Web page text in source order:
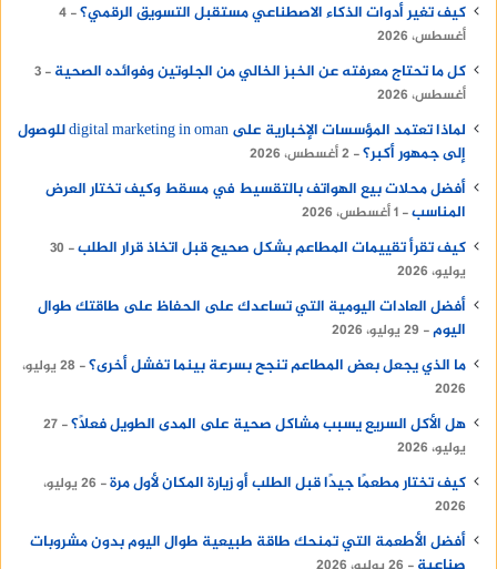
كيف تغير أدوات الذكاء الاصطناعي مستقبل التسويق الرقمي؟ 4
أغسطس، 2026
كل ما تحتاج معرفته عن الخبز الخالي من الجلوتين وفوائده الصحية
3
أغسطس، 2026
لماذا تعتمد المؤسسات الإخبارية على digital marketing in oman للوصول
إلى جمهور أكبر؟ 2 أغسطس، 2026
أفضل محلات بيع الهواتف بالتقسيط في مسقط وكيف تختار العرض
المناسب 1 أغسطس، 2026
كيف تقرأ تقييمات المطاعم بشكل صحيح قبل اتخاذ قرار الطلب
30
يوليو، 2026
أفضل العادات اليومية التي تساعدك على الحفاظ على طاقتك طوال
اليوم
29 يوليو، 2026
ما الذي يجعل بعض المطاعم تنجح بسرعة بينما تفشل أخرى؟
28 يوليو،
2026
هل الأكل السريع يسبب مشاكل صحية على المدى الطويل فعلًا؟ 27
يوليو، 2026
كيف تختار مطعمًا جيدًا قبل الطلب أو زيارة المكان لأول مرة
26 يوليو،
2026
أفضل الأطعمة التي تمنحك طاقة طبيعية طوال اليوم بدون مشروبات